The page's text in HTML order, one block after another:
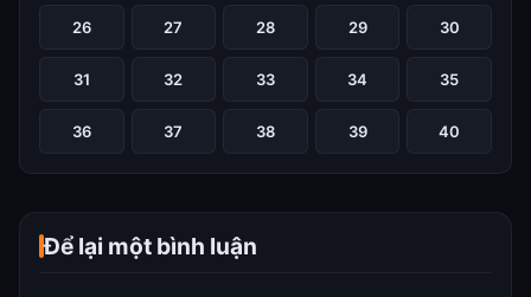
26 27 28 29 30
31 32 33 34 35
36 37 38 39 40
Để lại một bình luận